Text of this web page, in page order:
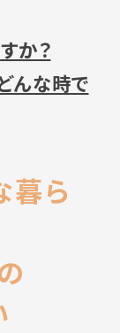
か？
んな時で
暮ら